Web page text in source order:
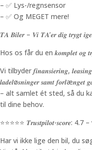
– ✅ Lys-/regnsensor
– ✅ Og MEGET mere!
𝑻𝑨 𝑩𝒊𝒍𝒆𝒓 – 𝑽𝒊 𝑻𝑨’𝒆𝒓 𝒅𝒊𝒈 𝒕𝒓𝒚𝒈𝒕
Hos os får du en 𝒌𝒐𝒎𝒑𝒍𝒆𝒕 𝒐𝒈
Vi tilbyder 𝒇𝒊𝒏𝒂𝒏𝒔𝒊𝒆𝒓𝒊𝒏𝒈, 𝒍𝒆𝒂𝒔𝒊𝒏𝒈,
𝒍𝒂𝒅𝒆𝒍ø𝒔𝒏𝒊𝒏𝒈𝒆𝒓 𝒔𝒂𝒎𝒕 𝒇𝒐𝒓𝒍æ𝒏𝒈𝒆𝒕
– alt samlet ét sted, så du
til dine behov.
⭐️⭐️⭐️⭐️⭐️ 𝑻𝒓𝒖𝒔𝒕𝒑𝒊𝒍𝒐𝒕-𝒔𝒄𝒐𝒓𝒆:
Har vi ikke lige den bil, du